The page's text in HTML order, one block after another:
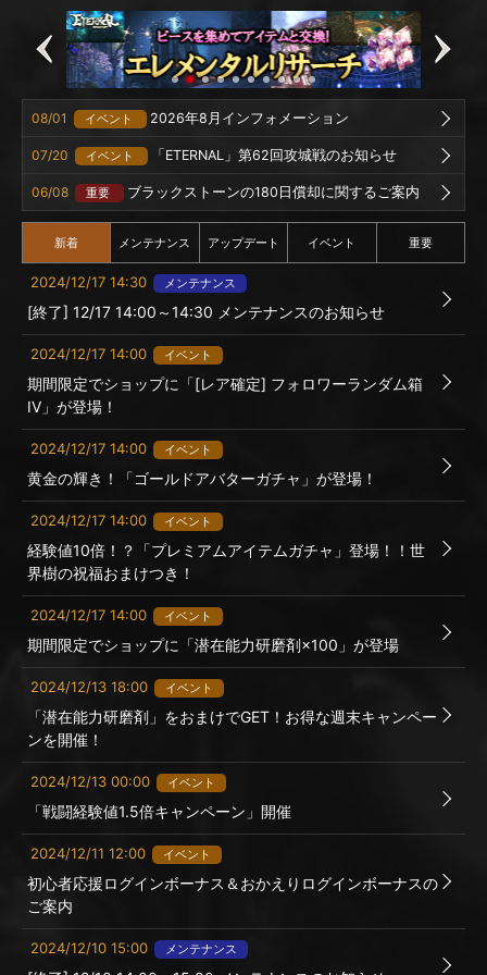
08/01 イベント 2026年8月インフォメーション
07/20 イベント 「ETERNAL」第62回攻城戦のお知らせ
06/08 重要 ブラックストーンの180日償却に関するご案内
新着 メンテナンス アップデート イベント 重要
2024/12/17 14:30 メンテナンス
[終了] 12/17 14:00～14:30 メンテナンスのお知らせ
2024/12/17 14:00 イベント
期間限定でショップに「[レア確定] フォロワーランダム箱
IV」が登場！
2024/12/17 14:00 イベント
黄金の輝き！「ゴールドアバターガチャ」が登場！
2024/12/17 14:00 イベント
経験値10倍！？「プレミアムアイテムガチャ」登場！！世
界樹の祝福おまけつき！
2024/12/17 14:00 イベント
期間限定でショップに「潜在能力研磨剤×100」が登場
2024/12/13 18:00 イベント
「潜在能力研磨剤」をおまけでGET！お得な週末キャンペー
ンを開催！
2024/12/13 00:00 イベント
「戦闘経験値1.5倍キャンペーン」開催
2024/12/11 12:00 イベント
初心者応援ログインボーナス＆おかえりログインボーナスの
ご案内
2024/12/10 15:00 メンテナンス